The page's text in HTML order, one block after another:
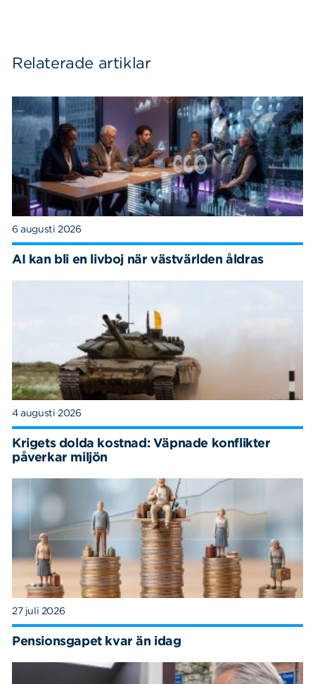
Relaterade artiklar
6 augusti 2026
AI kan bli en livboj när västvärlden åldras
4 augusti 2026
Krigets dolda kostnad: Väpnade konflikter
påverkar miljön
27 juli 2026
Pensionsgapet kvar än idag
efter: